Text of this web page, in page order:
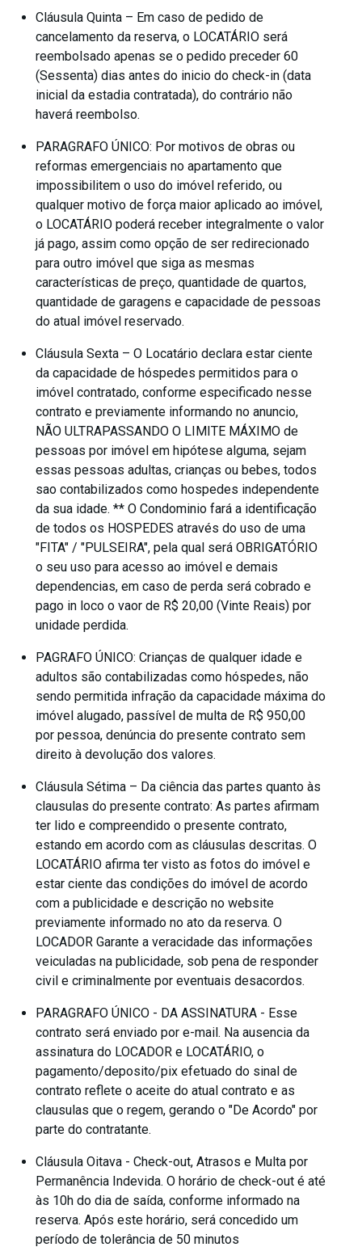
Cláusula Quinta – Em caso de pedido de
cancelamento da reserva, o LOCATÁRIO será
reembolsado apenas se o pedido preceder 60
(Sessenta) dias antes do inicio do check-in (data
inicial da estadia contratada), do contrário não
haverá reembolso.
PARAGRAFO ÚNICO: Por motivos de obras ou
reformas emergenciais no apartamento que
impossibilitem o uso do imóvel referido, ou
qualquer motivo de força maior aplicado ao imóvel,
o LOCATÁRIO poderá receber integralmente o valor
já pago, assim como opção de ser redirecionado
para outro imóvel que siga as mesmas
características de preço, quantidade de quartos,
quantidade de garagens e capacidade de pessoas
do atual imóvel reservado.
Cláusula Sexta – O Locatário declara estar ciente
da capacidade de hóspedes permitidos para o
imóvel contratado, conforme especificado nesse
contrato e previamente informando no anuncio,
NÃO ULTRAPASSANDO O LIMITE MÁXIMO de
pessoas por imóvel em hipótese alguma, sejam
essas pessoas adultas, crianças ou bebes, todos
sao contabilizados como hospedes independente
da sua idade. ** O Condominio fará a identificação
de todos os HOSPEDES através do uso de uma
"FITA" / "PULSEIRA", pela qual será OBRIGATÓRIO
o seu uso para acesso ao imóvel e demais
dependencias, em caso de perda será cobrado e
pago in loco o vaor de R$ 20,00 (Vinte Reais) por
unidade perdida.
PAGRAFO ÚNICO: Crianças de qualquer idade e
adultos são contabilizadas como hóspedes, não
sendo permitida infração da capacidade máxima do
imóvel alugado, passível de multa de R$ 950,00
por pessoa, denúncia do presente contrato sem
direito à devolução dos valores.
Cláusula Sétima – Da ciência das partes quanto às
clausulas do presente contrato: As partes afirmam
ter lido e compreendido o presente contrato,
estando em acordo com as cláusulas descritas. O
LOCATÁRIO afirma ter visto as fotos do imóvel e
estar ciente das condições do imóvel de acordo
com a publicidade e descrição no website
previamente informado no ato da reserva. O
LOCADOR Garante a veracidade das informações
veiculadas na publicidade, sob pena de responder
civil e criminalmente por eventuais desacordos.
PARAGRAFO ÚNICO - DA ASSINATURA - Esse
contrato será enviado por e-mail. Na ausencia da
assinatura do LOCADOR e LOCATÁRIO, o
pagamento/deposito/pix efetuado do sinal de
contrato reflete o aceite do atual contrato e as
clausulas que o regem, gerando o "De Acordo" por
parte do contratante.
Cláusula Oitava - Check-out, Atrasos e Multa por
Permanência Indevida. O horário de check-out é até
às 10h do dia de saída, conforme informado na
reserva. Após este horário, será concedido um
período de tolerância de 50 minutos